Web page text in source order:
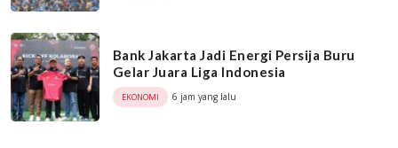
Bank Jakarta Jadi Energi Persija Buru
Gelar Juara Liga Indonesia
EKONOMI 6 jam yang lalu